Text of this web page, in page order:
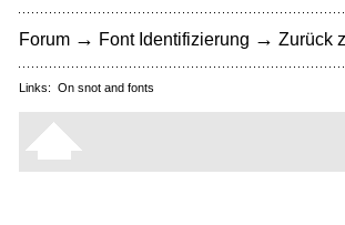
Forum → Font Identifizierung → Zurück
Links: On snot and fonts